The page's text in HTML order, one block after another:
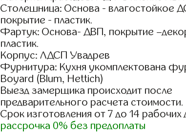
Столешница: Основа - влагостойкое
покрытие - пластик.
Фартук: Основа- ДВП, покрытие
пластик.
Корпус: ЛДСП Увадрев
Фурнитура: Кухня укомплектована
Boyard (Blum, Hettich)
Выезд замерщика происходит после
предварительного расчета стоимости.
Срок изготовления от 7 до 14 рабочих
рассрочка 0% без предоплаты